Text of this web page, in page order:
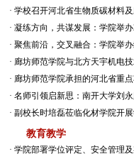
· 学校召开河北省生物质碳材料
· 凝练方向，共谋发展：学院举
· 聚焦前沿，交叉融合：学院举
· 廊坊师范学院与北方天宇机电
· 廊坊师范学院承担的河北省重
· 名师引领启新思：南开大学刘
· 副校长时培磊莅临化材学院开
教育教学
· 学院部署学位评定、安全管理